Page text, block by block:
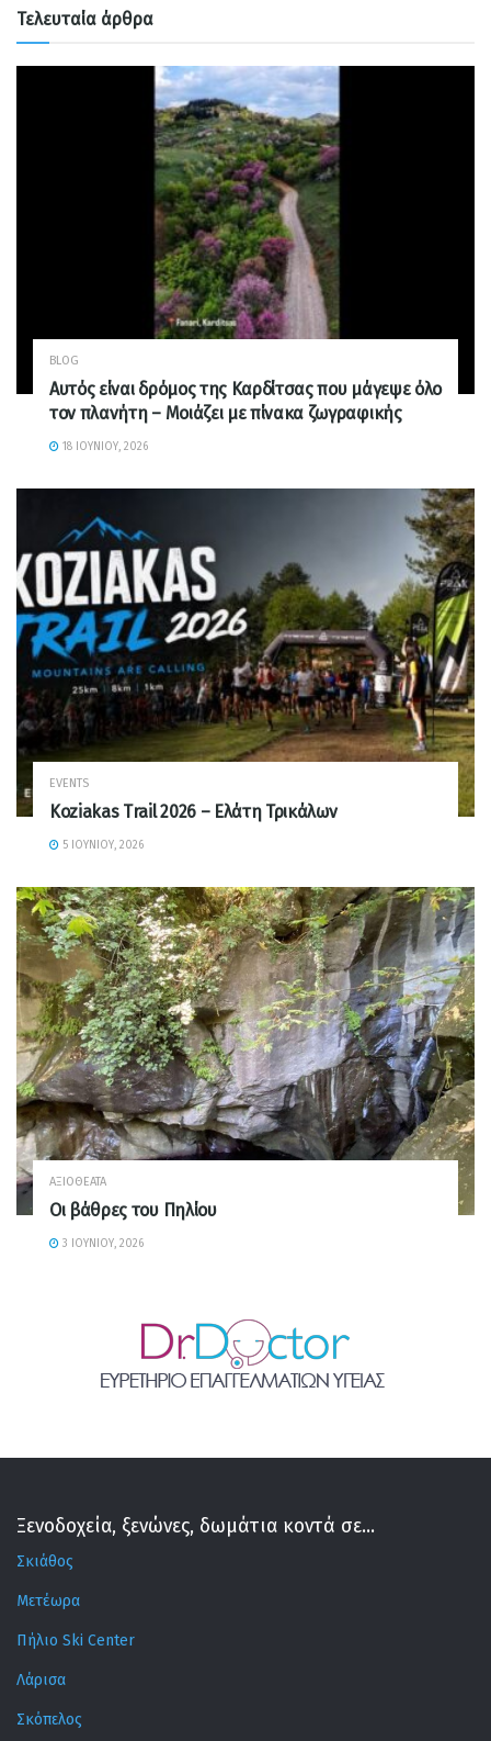
Τελευταία άρθρα
BLOG
Αυτός είναι δρόμος της Καρδίτσας που μάγεψε όλο
τον πλανήτη – Μοιάζει με πίνακα ζωγραφικής
18 ΙΟΥΝΊΟΥ, 2026
EVENTS
Koziakas Trail 2026 – Ελάτη Τρικάλων
5 ΙΟΥΝΊΟΥ, 2026
ΑΞΙΟΘΈΑΤΑ
Οι βάθρες του Πηλίου
3 ΙΟΥΝΊΟΥ, 2026
Ξενοδοχεία, ξενώνες, δωμάτια κοντά σε...
Σκιάθος
Μετέωρα
Πήλιο Ski Center
Λάρισα
Σκόπελος